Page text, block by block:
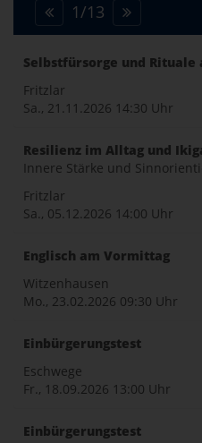
1/13
Selbstfürsorge und
Fritzlar
Sa., 21.11.2026 14:30 Uhr
Resilienz im Alltag und
Innere Stärke und
Fritzlar
Sa., 05.12.2026 14:00 Uhr
Englisch am Vormittag
Witzenhausen
Mo., 23.02.2026 09:30 Uhr
Einbürgerungstest
Eschwege
Fr., 18.09.2026 13:00 Uhr
Einbürgerungstest